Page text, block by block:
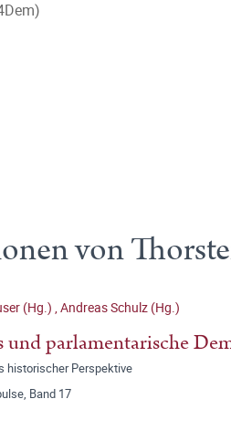
von
(Hg.) ,Andreas Schulz (Hg.)
und parlamentarische
historischer Perspektive
Band 17